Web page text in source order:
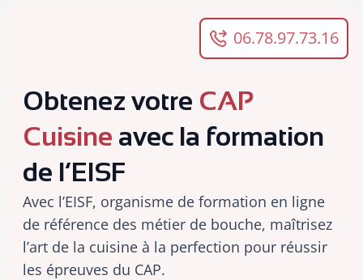
06.78.97.73.16
Obtenez votre CAP
Cuisine avec la formation
de l’EISF
Avec l’EISF, organisme de formation en ligne
de référence des métier de bouche, maîtrisez
l’art de la cuisine à la perfection pour réussir
les épreuves du CAP.
Panneau de gestion des cookies